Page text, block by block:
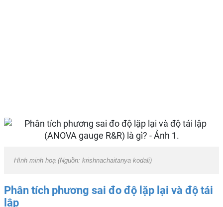
Hình minh hoạ (Nguồn: krishnachaitanya kodali)
Phân tích phương sai đo độ lặp lại và độ tái
lập